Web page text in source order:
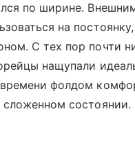
по ширине.
на
С тех пор почти
нащупали
фолдом
сложенном состоянии.